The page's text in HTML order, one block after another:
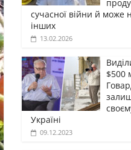
сучасної війни й може
інших
13.02.2026
$500
Україні
09.12.2023